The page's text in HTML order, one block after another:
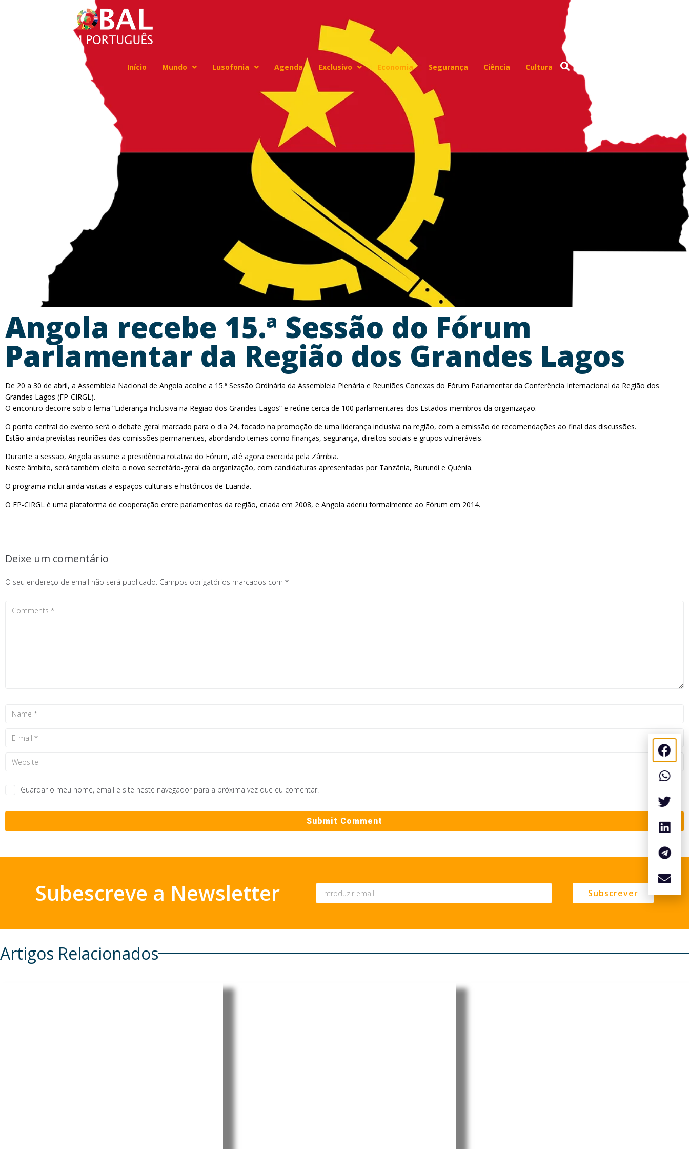
Início Mundo Lusofonia Agenda Exclusivo Economia Segurança Ciência Cultura
Angola recebe 15.ª Sessão do Fórum
Parlamentar da Região dos Grandes Lagos
De 20 a 30 de abril, a Assembleia Nacional de Angola acolhe a 15.ª Sessão Ordinária da Assembleia Plenária e Reuniões Conexas do Fórum Parlamentar da Conferência Internacional da Região dos
Grandes Lagos (FP-CIRGL).
O encontro decorre sob o lema “Liderança Inclusiva na Região dos Grandes Lagos” e reúne cerca de 100 parlamentares dos Estados-membros da organização.
O ponto central do evento será o debate geral marcado para o dia 24, focado na promoção de uma liderança inclusiva na região, com a emissão de recomendações ao final das discussões.
Estão ainda previstas reuniões das comissões permanentes, abordando temas como finanças, segurança, direitos sociais e grupos vulneráveis.
Durante a sessão, Angola assume a presidência rotativa do Fórum, até agora exercida pela Zâmbia.
Neste âmbito, será também eleito o novo secretário-geral da organização, com candidaturas apresentadas por Tanzânia, Burundi e Quénia.
O programa inclui ainda visitas a espaços culturais e históricos de Luanda.
O FP-CIRGL é uma plataforma de cooperação entre parlamentos da região, criada em 2008, e Angola aderiu formalmente ao Fórum em 2014.
Deixe um comentário
O seu endereço de email não será publicado. Campos obrigatórios marcados com *
Guardar o meu nome, email e site neste navegador para a próxima vez que eu comentar.
Subescreve a Newsletter Subscrever
Artigos Relacionados